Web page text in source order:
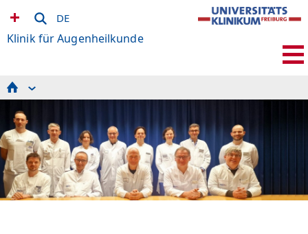
DE
Klinik für Augenheilkunde
Für Patient*innen
Für Ärzt*innen
Für Bewerber*innen
Für Studierende
Klinische Studien
Forschung & Labore
Schule für Orthoptik
Mitarbeiter*innen
Augennetz Südbaden
EyeNet Baden-Württemberg